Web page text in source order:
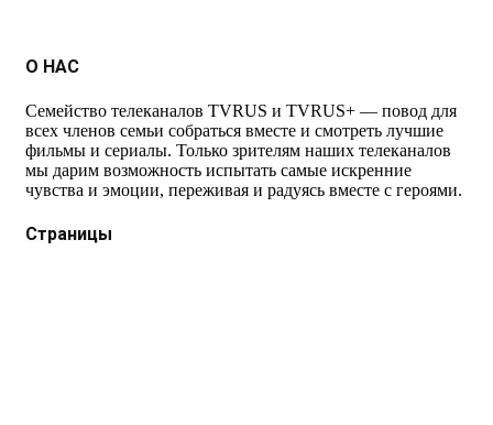
О НАС
Семейство телеканалов TVRUS и TVRUS+ — повод для
всех членов семьи собраться вместе и смотреть лучшие
фильмы и сериалы. Только зрителям наших телеканалов
мы дарим возможность испытать самые искренние
чувства и эмоции, переживая и радуясь вместе с героями.
Страницы